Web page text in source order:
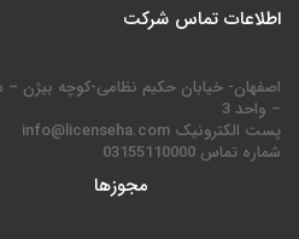
اطلاعات تماس شرکت
– واحد 3
پست الکترونیک info@licenseha.com
شماره تماس 03155110000
مجوزها